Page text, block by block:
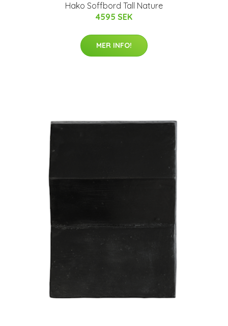
Hako Soffbord Tall Nature
4595 SEK
MER INFO!